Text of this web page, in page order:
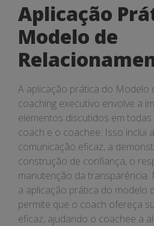
Aplicação
Modelo de
A aplicação prática do Modelo
coaching executivo envolve a
elementos discutidos em
coach e o coachee. Isso inclui
comunicação eficaz, a
construção de confiança, o
manutenção da transparência.
a aplicação prática do modelo
permite que o coach ofereça
eficaz, ajudando o coachee a